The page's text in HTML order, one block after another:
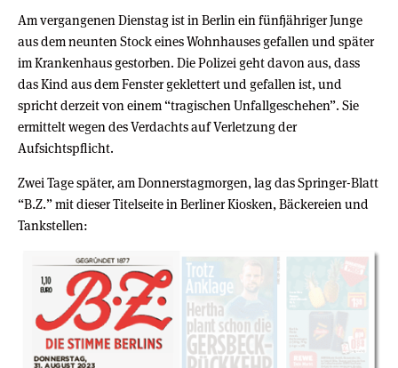
Am vergangenen Dienstag ist in Berlin ein fünfjähriger Junge
aus dem neunten Stock eines Wohnhauses gefallen und später
im Krankenhaus gestorben. Die Polizei geht davon aus, dass
das Kind aus dem Fenster geklettert und gefallen ist, und
spricht derzeit von einem “tragischen Unfallgeschehen”. Sie
ermittelt wegen des Verdachts auf Verletzung der
Aufsichtspflicht.
Zwei Tage später, am Donnerstagmorgen, lag das Springer-Blatt
“B.Z.” mit dieser Titelseite in Berliner Kiosken, Bäckereien und
Tankstellen: